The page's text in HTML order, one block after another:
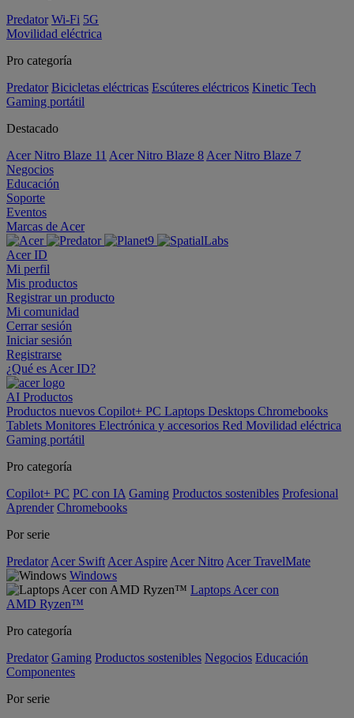
Predator Wi-Fi 5G
Movilidad eléctrica
Pro categoría
Predator Bicicletas eléctricas Escúteres eléctricos Kinetic Tech
Gaming portátil
Destacado
Acer Nitro Blaze 11 Acer Nitro Blaze 8 Acer Nitro Blaze 7
Negocios
Educación
Soporte
Eventos
Marcas de Acer
Acer ID
Mi perfil
Mis productos
Registrar un producto
Mi comunidad
Cerrar sesión
Iniciar sesión
Registrarse
¿Qué es Acer ID?
AI Productos
Productos nuevos Copilot+ PC Laptops Desktops Chromebooks
Tablets Monitores Electrónica y accesorios Red Movilidad eléctrica
Gaming portátil
Pro categoría
Copilot+ PC PC con IA Gaming Productos sostenibles Profesional
Aprender Chromebooks
Por serie
Predator Acer Swift Acer Aspire Acer Nitro Acer TravelMate
Windows
Laptops Acer con
AMD Ryzen™
Pro categoría
Predator Gaming Productos sostenibles Negocios Educación
Componentes
Por serie